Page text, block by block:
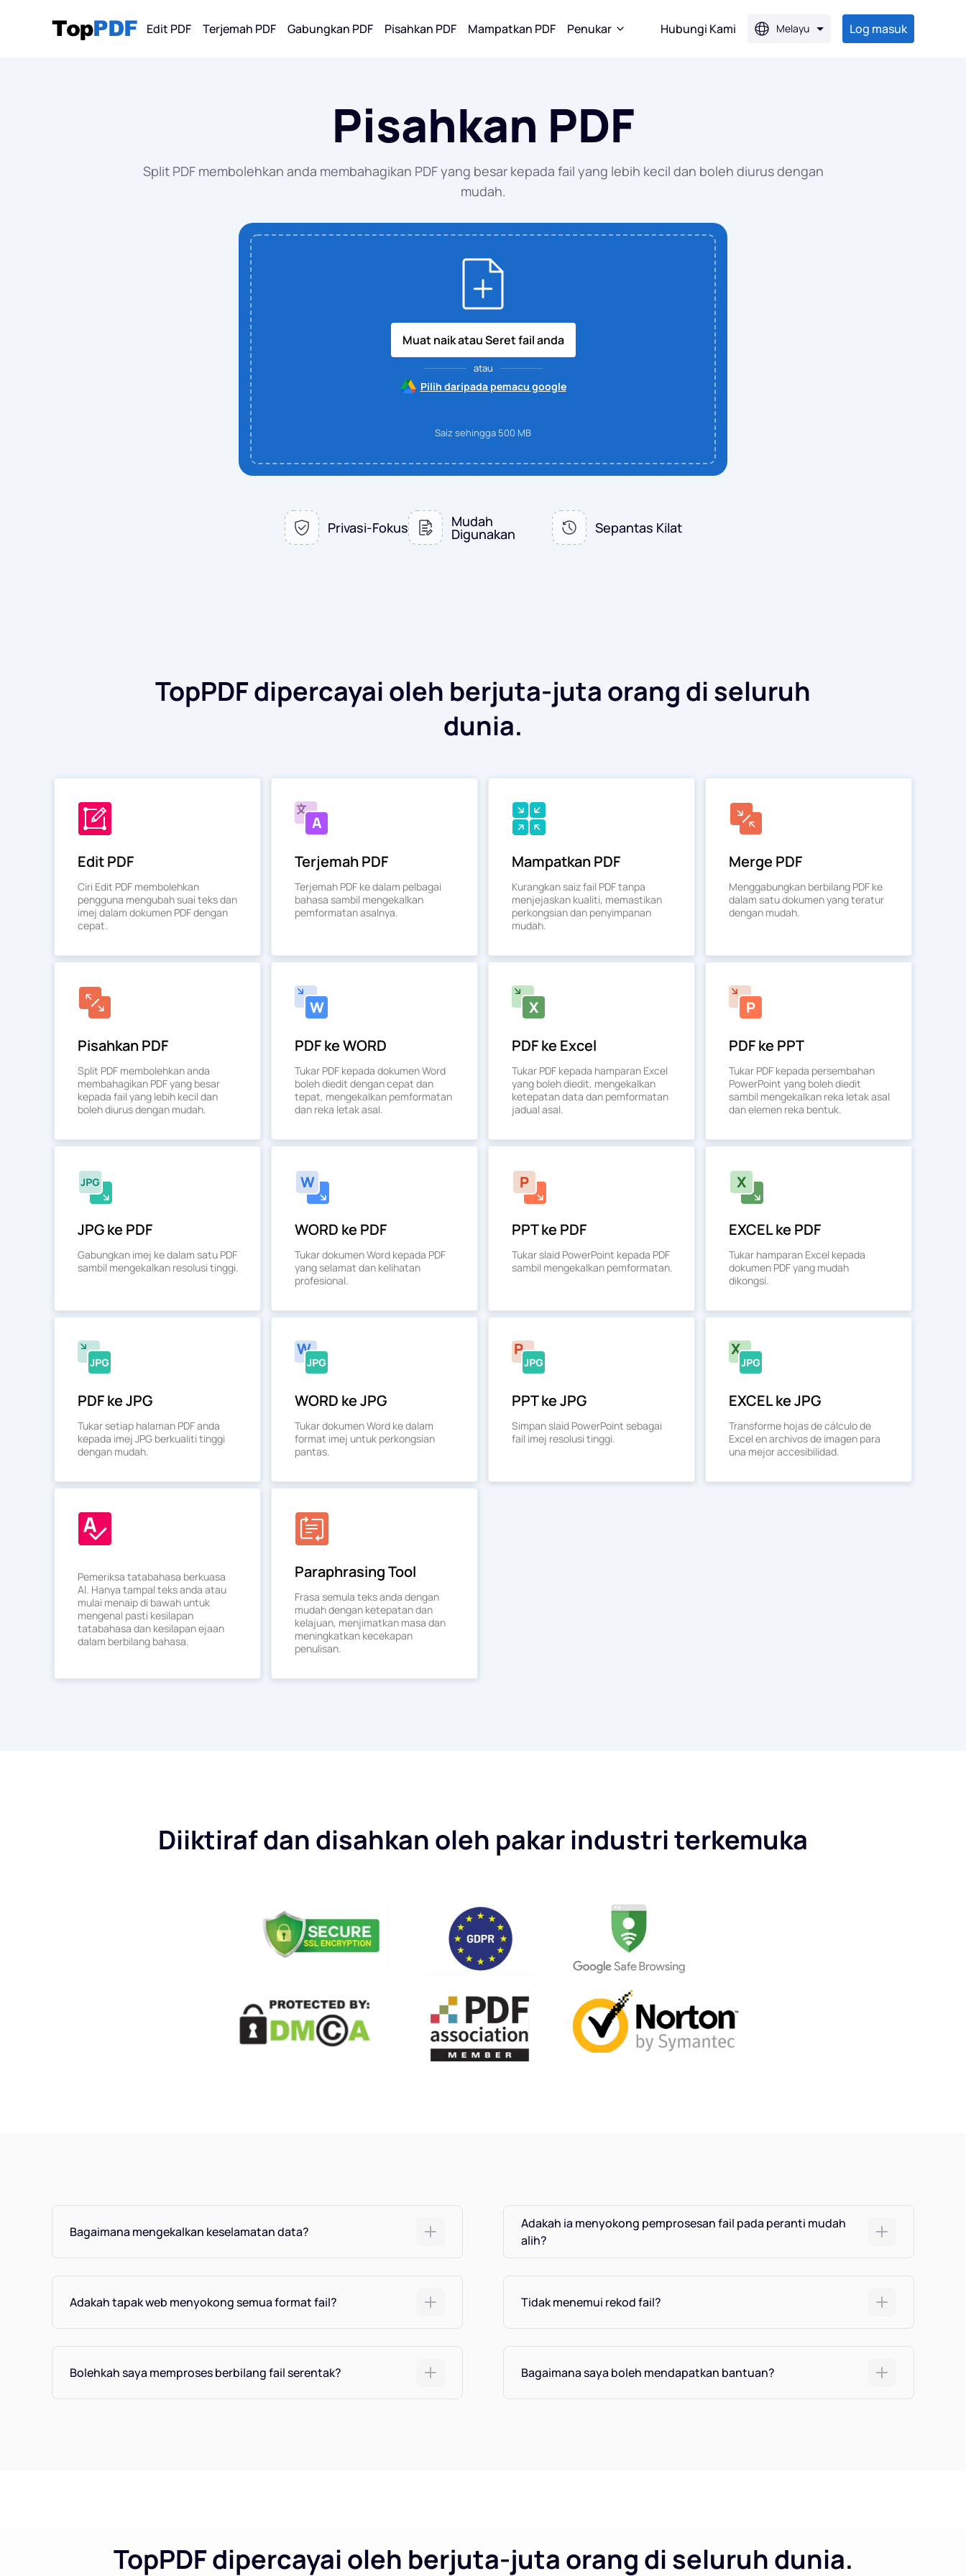
Edit PDF Terjemah PDF Gabungkan PDF Pisahkan PDF Mampatkan PDF Penukar
PDF ke WORD
PDF ke JPG
WORD ke PDF
PPT ke PDF
JPG ke PDF
EPUB kepada PDF
WORD ke JPG
PDF ke JPG
Hubungi Kami Melayu Log masuk
Pisahkan PDF
Split PDF membolehkan anda membahagikan PDF yang besar kepada fail yang lebih kecil dan boleh diurus dengan
mudah.
Muat naik atau Seret fail anda
atau
Pilih daripada pemacu google
Saiz sehingga 500 MB
Privasi-Fokus Mudah
Digunakan Sepantas Kilat
TopPDF dipercayai oleh berjuta-juta orang di seluruh
dunia.
Edit PDF
Ciri Edit PDF membolehkan
pengguna mengubah suai teks dan
imej dalam dokumen PDF dengan
cepat.
Terjemah PDF
Terjemah PDF ke dalam pelbagai
bahasa sambil mengekalkan
pemformatan asalnya.
Mampatkan PDF
Kurangkan saiz fail PDF tanpa
menjejaskan kualiti, memastikan
perkongsian dan penyimpanan
mudah.
Merge PDF
Menggabungkan berbilang PDF ke
dalam satu dokumen yang teratur
dengan mudah.
Pisahkan PDF
Split PDF membolehkan anda
membahagikan PDF yang besar
kepada fail yang lebih kecil dan
boleh diurus dengan mudah.
PDF ke WORD
Tukar PDF kepada dokumen Word
boleh diedit dengan cepat dan
tepat, mengekalkan pemformatan
dan reka letak asal.
PDF ke Excel
Tukar PDF kepada hamparan Excel
yang boleh diedit, mengekalkan
ketepatan data dan pemformatan
jadual asal.
PDF ke PPT
Tukar PDF kepada persembahan
PowerPoint yang boleh diedit
sambil mengekalkan reka letak asal
dan elemen reka bentuk.
JPG ke PDF
Gabungkan imej ke dalam satu PDF
sambil mengekalkan resolusi tinggi.
WORD ke PDF
Tukar dokumen Word kepada PDF
yang selamat dan kelihatan
profesional.
PPT ke PDF
Tukar slaid PowerPoint kepada PDF
sambil mengekalkan pemformatan.
EXCEL ke PDF
Tukar hamparan Excel kepada
dokumen PDF yang mudah
dikongsi.
PDF ke JPG
Tukar setiap halaman PDF anda
kepada imej JPG berkualiti tinggi
dengan mudah.
WORD ke JPG
Tukar dokumen Word ke dalam
format imej untuk perkongsian
pantas.
PPT ke JPG
Simpan slaid PowerPoint sebagai
fail imej resolusi tinggi.
EXCEL ke JPG
Transforme hojas de cálculo de
Excel en archivos de imagen para
una mejor accesibilidad.
Pemeriksa tatabahasa berkuasa
AI. Hanya tampal teks anda atau
mulai menaip di bawah untuk
mengenal pasti kesilapan
tatabahasa dan kesilapan ejaan
dalam berbilang bahasa.
Paraphrasing Tool
Frasa semula teks anda dengan
mudah dengan ketepatan dan
kelajuan, menjimatkan masa dan
meningkatkan kecekapan
penulisan.
Diiktiraf dan disahkan oleh pakar industri terkemuka
Bagaimana mengekalkan keselamatan data?
Adakah tapak web menyokong semua format fail?
Bolehkah saya memproses berbilang fail serentak?
Adakah ia menyokong pemprosesan fail pada peranti mudah
alih?
Tidak menemui rekod fail?
Bagaimana saya boleh mendapatkan bantuan?
TopPDF dipercayai oleh berjuta-juta orang di seluruh dunia.